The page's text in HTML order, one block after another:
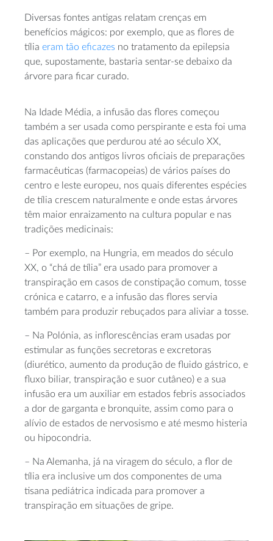
Diversas fontes antigas relatam crenças em
benefícios mágicos: por exemplo, que as flores de
tília eram tão eficazes no tratamento da epilepsia
que, supostamente, bastaria sentar-se debaixo da
árvore para ficar curado.
Na Idade Média, a infusão das flores começou
também a ser usada como perspirante e esta foi uma
das aplicações que perdurou até ao século XX,
constando dos antigos livros oficiais de preparações
farmacêuticas (farmacopeias) de vários países do
centro e leste europeu, nos quais diferentes espécies
de tília crescem naturalmente e onde estas árvores
têm maior enraizamento na cultura popular e nas
tradições medicinais:
– Por exemplo, na Hungria, em meados do século
XX, o “chá de tília” era usado para promover a
transpiração em casos de constipação comum, tosse
crónica e catarro, e a infusão das flores servia
também para produzir rebuçados para aliviar a tosse.
– Na Polónia, as inflorescências eram usadas por
estimular as funções secretoras e excretoras
(diurético, aumento da produção de fluido gástrico, e
fluxo biliar, transpiração e suor cutâneo) e a sua
infusão era um auxiliar em estados febris associados
a dor de garganta e bronquite, assim como para o
alívio de estados de nervosismo e até mesmo histeria
ou hipocondria.
– Na Alemanha, já na viragem do século, a flor de
tília era inclusive um dos componentes de uma
tisana pediátrica indicada para promover a
transpiração em situações de gripe.